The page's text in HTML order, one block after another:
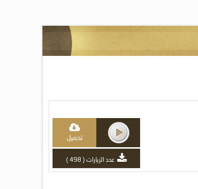
تحميل
عدد الزيارات ( 498 )